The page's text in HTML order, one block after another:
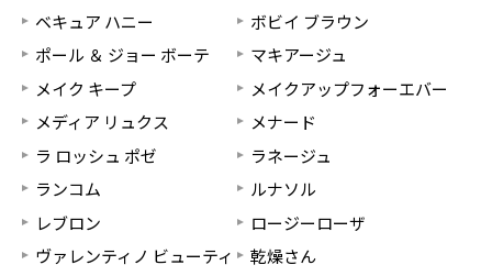
ベキュア ハニー
ボビイ ブラウン
ポール ＆ ジョー ボーテ
マキアージュ
メイク キープ
メイクアップフォーエバー
メディア リュクス
メナード
ラ ロッシュ ポゼ
ラネージュ
ランコム
ルナソル
レブロン
ロージーローザ
ヴァレンティノ ビューティ
乾燥さん